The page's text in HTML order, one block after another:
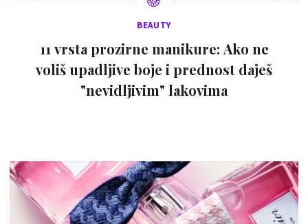
BEAUTY
11 vrsta prozirne manikure: Ako ne
voliš upadljive boje i prednost daješ
"nevidljivim" lakovima